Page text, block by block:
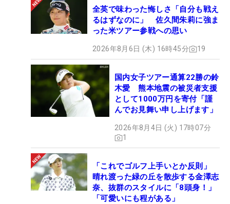
全英で味わった悔しさ「自分も戦え
るはずなのに」 佐久間朱莉に強ま
った米ツアー参戦への思い
2026年8月6日 (木) 16時45分 19
国内女子ツアー通算22勝の鈴
木愛 熊本地震の被災者支援
として1000万円を寄付「謹
んでお見舞い申し上げます」
2026年8月4日 (火) 17時07分
1
「これでゴルフ上手いとか反則」
晴れ渡った緑の丘を散歩する金澤志
奈、抜群のスタイルに「8頭身！」
「可愛いにも程がある」